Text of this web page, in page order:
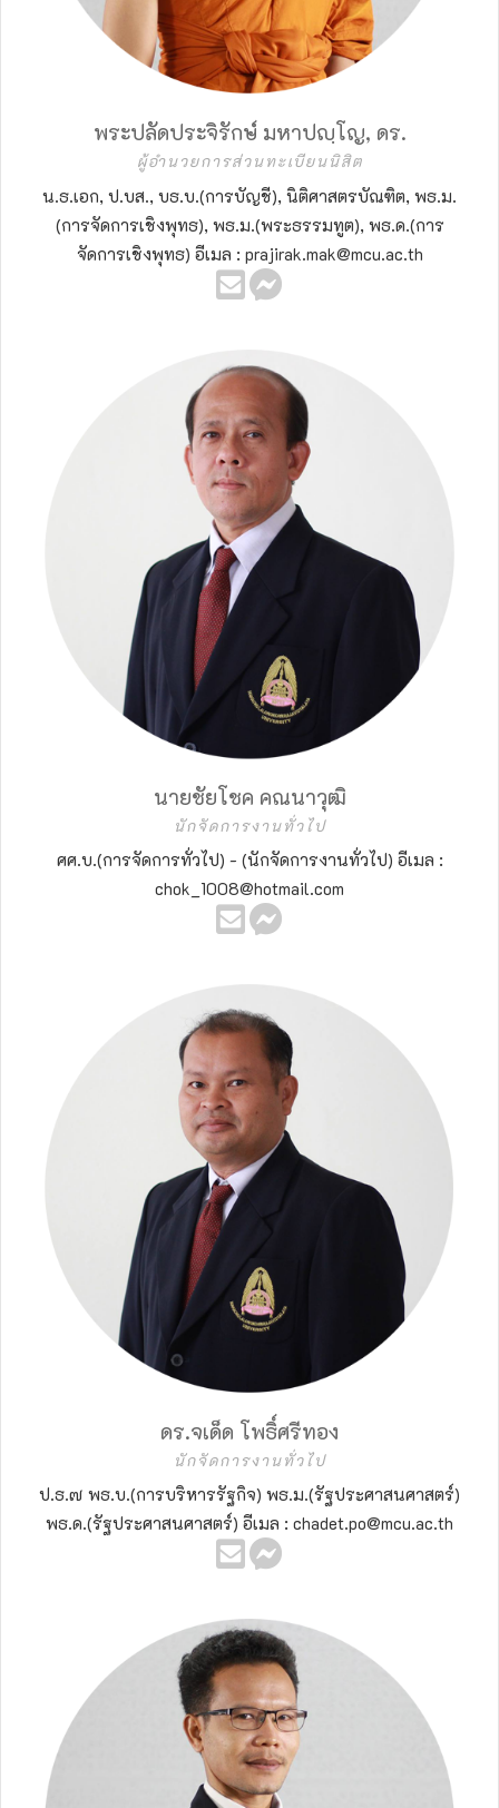
พระปลัดประจิรักษ์ มหาปญฺโญ, ดร.
ผู้อำนวยการส่วนทะเบียนนิสิต
น.ธ.เอก, ป.บส., บธ.บ.(การบัญชี), นิติศาสตรบัณฑิต, พธ.ม.
(การจัดการเชิงพุทธ), พธ.ม.(พระธรรมทูต), พธ.ด.(การ
จัดการเชิงพุทธ) อีเมล : prajirak.mak@mcu.ac.th
นายชัยโชค คณนาวุฒิ
นักจัดการงานทั่วไป
ศศ.บ.(การจัดการทั่วไป) - (นักจัดการงานทั่วไป) อีเมล :
chok_1008@hotmail.com
ดร.จเด็ด โพธิ์ศรีทอง
นักจัดการงานทั่วไป
ป.ธ.๗ พธ.บ.(การบริหารรัฐกิจ) พธ.ม.(รัฐประศาสนศาสตร์)
พธ.ด.(รัฐประศาสนศาสตร์) อีเมล : chadet.po@mcu.ac.th